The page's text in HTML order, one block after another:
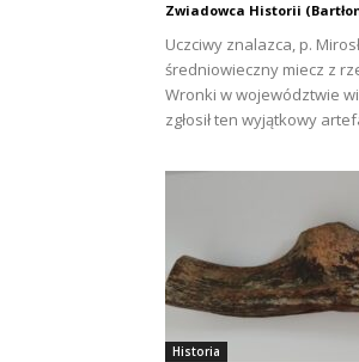
Zwiadowca Historii
Uczciwy znalazca, p.
średniowieczny miecz z
Wronki w województwie
zgłosił ten wyjątkowy
Historia